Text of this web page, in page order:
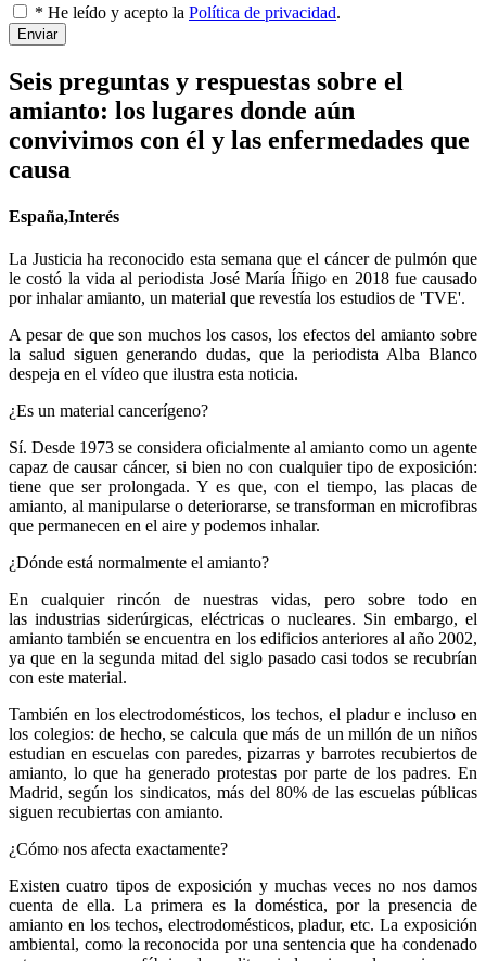
* He leído y acepto la Política de privacidad.
Enviar
Seis preguntas y respuestas sobre el
amianto: los lugares donde aún
convivimos con él y las enfermedades que
causa
España,Interés
La Justicia ha reconocido esta semana que el cáncer de pulmón que
le costó la vida al periodista José María Íñigo en 2018 fue causado
por inhalar amianto, un material que revestía los estudios de 'TVE'.
A pesar de que son muchos los casos, los efectos del amianto sobre
la salud siguen generando dudas, que la periodista Alba Blanco
despeja en el vídeo que ilustra esta noticia.
¿Es un material cancerígeno?
Sí. Desde 1973 se considera oficialmente al amianto como un agente
capaz de causar cáncer, si bien no con cualquier tipo de exposición:
tiene que ser prolongada. Y es que, con el tiempo, las placas de
amianto, al manipularse o deteriorarse, se transforman en microfibras
que permanecen en el aire y podemos inhalar.
¿Dónde está normalmente el amianto?
En cualquier rincón de nuestras vidas, pero sobre todo en
las industrias siderúrgicas, eléctricas o nucleares. Sin embargo, el
amianto también se encuentra en los edificios anteriores al año 2002,
ya que en la segunda mitad del siglo pasado casi todos se recubrían
con este material.
También en los electrodomésticos, los techos, el pladur e incluso en
los colegios: de hecho, se calcula que más de un millón de un niños
estudian en escuelas con paredes, pizarras y barrotes recubiertos de
amianto, lo que ha generado protestas por parte de los padres. En
Madrid, según los sindicatos, más del 80% de las escuelas públicas
siguen recubiertas con amianto.
¿Cómo nos afecta exactamente?
Existen cuatro tipos de exposición y muchas veces no nos damos
cuenta de ella. La primera es la doméstica, por la presencia de
amianto en los techos, electrodomésticos, pladur, etc. La exposición
ambiental, como la reconocida por una sentencia que ha condenado